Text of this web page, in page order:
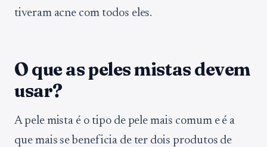
tiveram acne com todos eles.
O que as peles mistas devem
usar?
A pele mista é o tipo de pele mais comum e é a
que mais se beneficia de ter dois produtos de